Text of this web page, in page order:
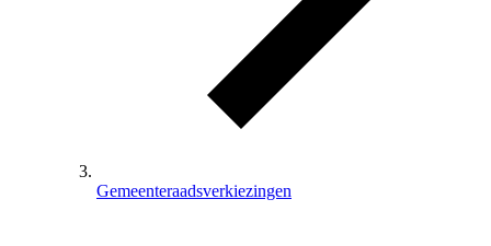
Gemeenteraadsverkiezingen